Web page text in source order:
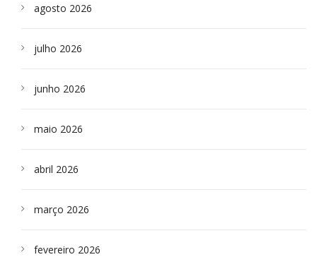
agosto 2026
julho 2026
junho 2026
maio 2026
abril 2026
março 2026
fevereiro 2026